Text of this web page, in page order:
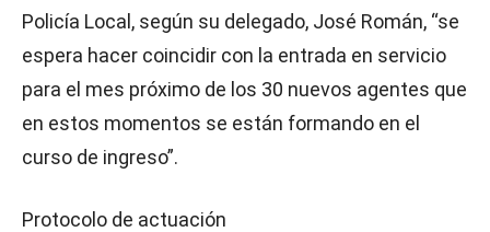
Policía Local, según su delegado, José Román, “se
espera hacer coincidir con la entrada en servicio
para el mes próximo de los 30 nuevos agentes que
en estos momentos se están formando en el
curso de ingreso”.
Protocolo de actuación